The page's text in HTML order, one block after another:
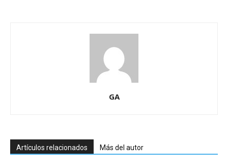
GA
Artículos relacionados Más del autor